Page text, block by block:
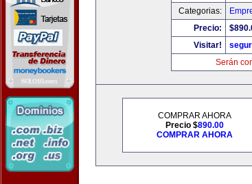
Categorias:
Precio:
Visitar!
Serán
COMPRAR AHORA
Precio $890.00
COMPRAR AHORA